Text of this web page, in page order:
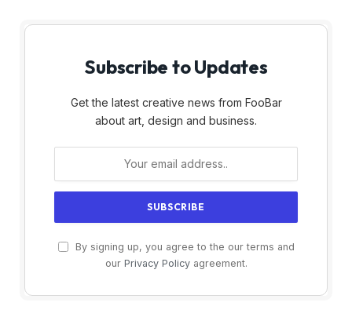
Subscribe to Updates
Get the latest creative news from FooBar
about art, design and business.
By signing up, you agree to the our terms and
our Privacy Policyagreement.